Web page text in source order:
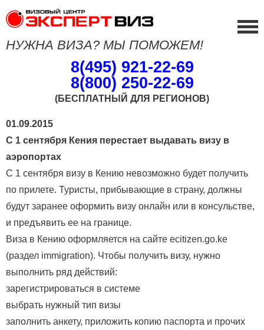
НУЖНА ВИЗА? МЫ ПОМОЖЕМ!
8(495) 921-22-69
8(800) 250-22-69
(БЕСПЛАТНЫЙ ДЛЯ РЕГИОНОВ)
01.09.2015
С 1 сентября Кения перестает выдавать визу в
аэропортах
С 1 сентября визу в Кению невозможно будет получить
по прилете. Туристы, прибывающие в страну, должны
будут заранее оформить визу онлайн или в консульстве,
и предъявить ее на границе.
Виза в Кению оформляется на сайте ecitizen.go.ke
(раздел immigration). Чтобы получить визу, нужно
выполнить ряд действий:
зарегистрироваться в системе
выбрать нужный тип визы
заполнить анкету, приложить копию паспорта и прочих